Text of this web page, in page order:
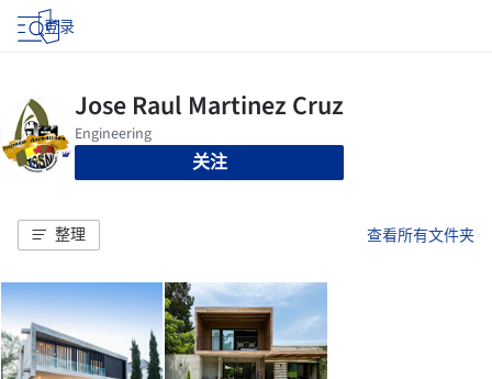
登录
关注
整理 查看所有文件夹